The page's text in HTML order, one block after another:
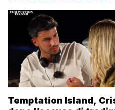
Temptation Island,